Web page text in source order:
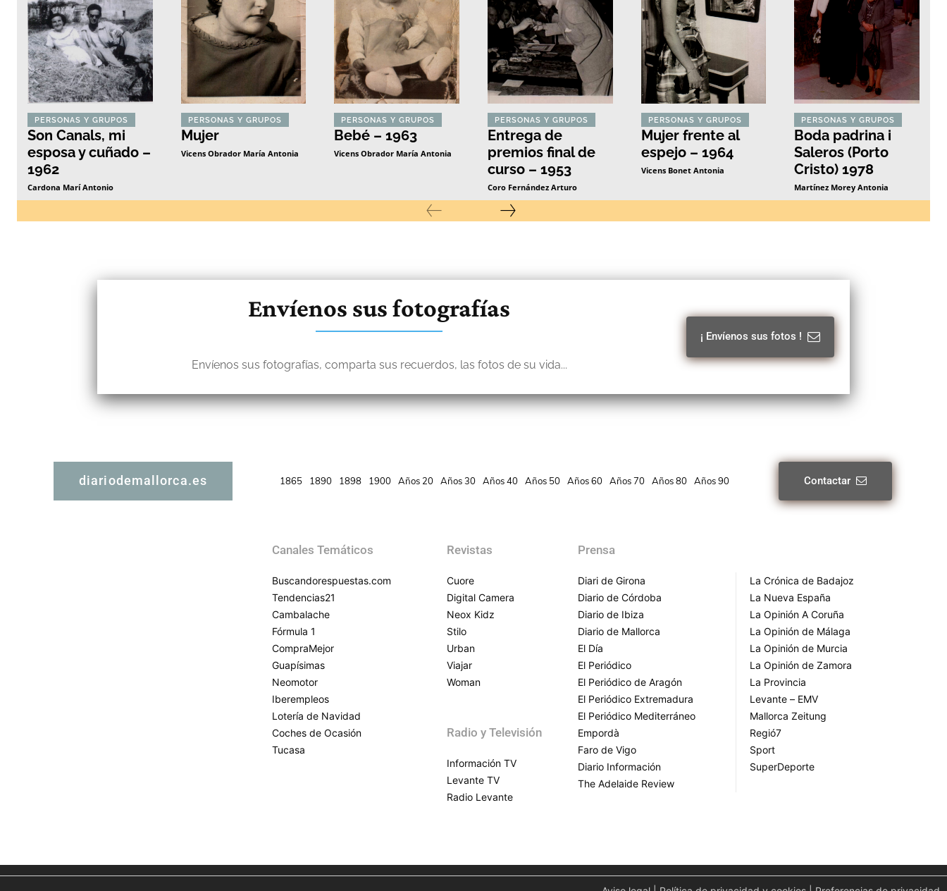
PERSONAS Y GRUPOS
Son Canals, mi
esposa y cuñado –
1962
Cardona Marí Antonio
PERSONAS Y GRUPOS
Mujer
Vicens Obrador María Antonia
PERSONAS Y GRUPOS
Bebé – 1963
Vicens Obrador María Antonia
PERSONAS Y GRUPOS
Entrega de
premios final de
curso – 1953
Coro Fernández Arturo
PERSONAS Y GRUPOS
Mujer frente al
espejo – 1964
Vicens Bonet Antonia
PERSONAS Y GRUPOS
Boda padrina i
Saleros (Porto
Cristo) 1978
Martínez Morey Antonia
Envíenos sus fotografías
Envíenos sus fotografías, comparta sus recuerdos, las fotos de su vida...
¡ Envíenos sus fotos !
diariodemallorca.es 1865 1890 1898 1900 Años 20 Años 30 Años 40 Años 50 Años 60 Años 70 Años 80 Años 90 Contactar
Canales Temáticos
Buscandorespuestas.com
Tendencias21
Cambalache
Fórmula 1
CompraMejor
Guapísimas
Neomotor
Iberempleos
Lotería de Navidad
Coches de Ocasión
Tucasa
Revistas
Cuore
Digital Camera
Neox Kidz
Stilo
Urban
Viajar
Woman
Radio y Televisión
Información TV
Levante TV
Radio Levante
Prensa
Diari de Girona
Diario de Córdoba
Diario de Ibiza
Diario de Mallorca
El Día
El Periódico
El Periódico de Aragón
El Periódico Extremadura
El Periódico Mediterráneo
Empordà
Faro de Vigo
Diario Información
The Adelaide Review
La Crónica de Badajoz
La Nueva España
La Opinión A Coruña
La Opinión de Málaga
La Opinión de Murcia
La Opinión de Zamora
La Provincia
Levante – EMV
Mallorca Zeitung
Regió7
Sport
SuperDeporte